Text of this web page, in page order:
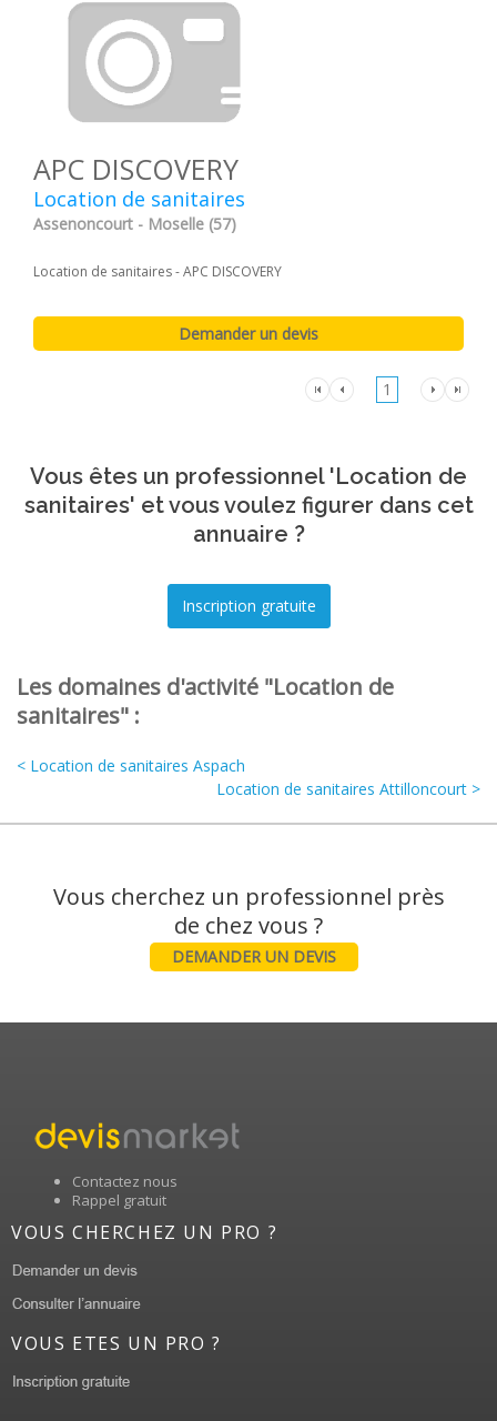
APC DISCOVERY
Location de sanitaires
Assenoncourt - Moselle (57)
Location de sanitaires - APC DISCOVERY
1
Vous êtes un professionnel 'Location de
sanitaires' et vous voulez figurer dans cet
annuaire ?
Les domaines d'activité "Location de
sanitaires" :
< Location de sanitaires Aspach
Location de sanitaires Attilloncourt >
Vous cherchez un professionnel près
DEMANDER UN DEVIS
Contactez nous
Rappel gratuit
VOUS CHERCHEZ UN PRO ?
VOUS ETES UN PRO ?